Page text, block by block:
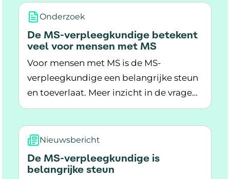
Onderzoek
De MS-verpleegkundige betekent
veel voor mensen met MS
Voor mensen met MS is de MS-
verpleegkundige een belangrijke steun
en toeverlaat. Meer inzicht in de vragen
die mensen met MS stellen, leidt tot
Lees meer over De MS-verpleegkundige
Nieuwsbericht
De MS-verpleegkundige is
belangrijke steun